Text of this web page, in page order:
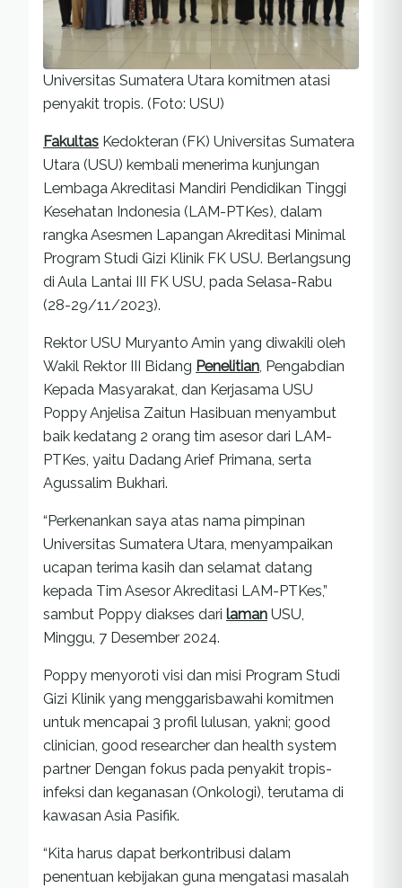
Universitas Sumatera Utara komitmen atasi
penyakit tropis. (Foto: USU)
Fakultas Kedokteran (FK) Universitas Sumatera
Utara (USU) kembali menerima kunjungan
Lembaga Akreditasi Mandiri Pendidikan Tinggi
Kesehatan Indonesia (LAM-PTKes), dalam
rangka Asesmen Lapangan Akreditasi Minimal
Program Studi Gizi Klinik FK USU. Berlangsung
di Aula Lantai III FK USU, pada Selasa-Rabu
(28-29/11/2023).
Rektor USU Muryanto Amin yang diwakili oleh
Wakil Rektor III Bidang Penelitian, Pengabdian
Kepada Masyarakat, dan Kerjasama USU
Poppy Anjelisa Zaitun Hasibuan menyambut
baik kedatang 2 orang tim asesor dari LAM-
PTKes, yaitu Dadang Arief Primana, serta
Agussalim Bukhari.
“Perkenankan saya atas nama pimpinan
Universitas Sumatera Utara, menyampaikan
ucapan terima kasih dan selamat datang
kepada Tim Asesor Akreditasi LAM-PTKes,”
sambut Poppy diakses dari laman USU,
Minggu, 7 Desember 2024.
Poppy menyoroti visi dan misi Program Studi
Gizi Klinik yang menggarisbawahi komitmen
untuk mencapai 3 profil lulusan, yakni; good
clinician, good researcher dan health system
partner Dengan fokus pada penyakit tropis-
infeksi dan keganasan (Onkologi), terutama di
kawasan Asia Pasifik.
“Kita harus dapat berkontribusi dalam
penentuan kebijakan guna mengatasi masalah